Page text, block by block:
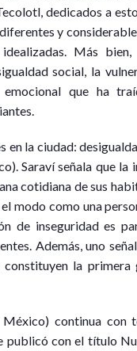
dedicados a
y
Más
social, la
que ha
en la ciudad:
Saraví señala que
cotidiana de sus
modo como una
de inseguridad es
Además, uno
constituyen la
México) continua con
publicó con el título